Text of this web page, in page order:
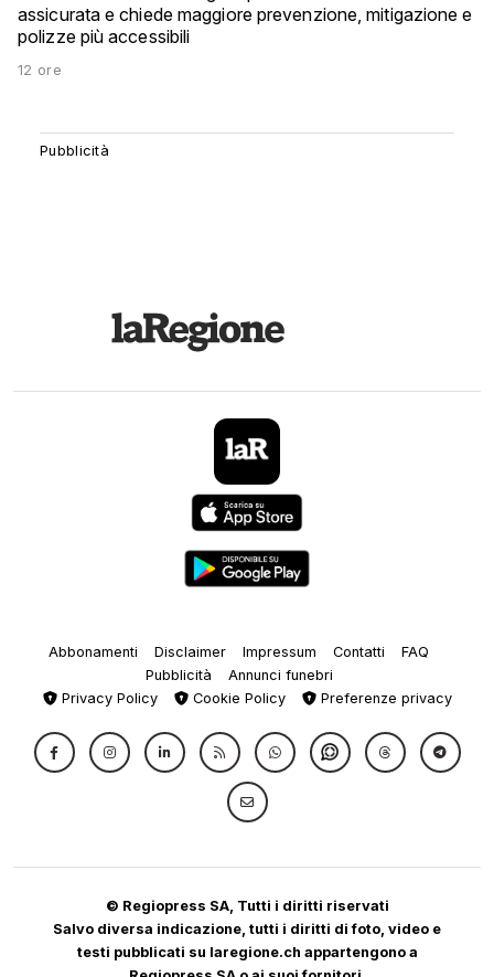
assicurata e chiede maggiore prevenzione, mitigazione e
polizze più accessibili
12 ore
Abbonamenti Disclaimer Impressum Contatti
FAQ
Pubblicità
Annunci funebri
Privacy Policy
Cookie Policy Preferenze privacy
© Regiopress SA, Tutti i diritti riservati
Salvo diversa indicazione, tutti i diritti di foto, video e
testi pubblicati su laregione.ch appartengono a